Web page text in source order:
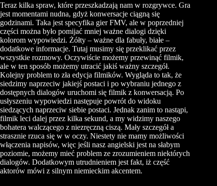
Teraz kilka spraw, które przeszkadzają nam w rozgrywce. Gra
jest momentami nudna, gdyż konwersacje ciągną się
godzinami. Taka jest specyfika gier FMV, ale w poprzedniej
części można było pomijać mniej ważne dialogi dzięki
kolorom wypowiedzi. Żółty – ważne dla fabuły, białe –
dodatkowe informacje. Tutaj musimy się przeklikać przez
wszystkie rozmowy. Oczywiście możemy przewinąć filmik,
ale w ten sposób możemy utracić jakiś ważny szczegół.
Kolejny problem to zła edycja filmików. Wygląda to tak, że
siedzimy naprzeciw jakiejś postaci i po wybraniu jednego z
dostępnych dialogów uruchomi się filmik z konwersacją. Po
usłyszeniu wypowiedzi następuje powrót do widoku
siedzących naprzeciw siebie postaci. Jednak zanim to nastąpi,
filmik leci dalej przez kilka sekund, a my widzimy naszego
bohatera walczącego z niezręczną ciszą. Mały szczegół a
strasznie rzuca się w w oczy. Niestety nie mamy możliwości
włączenia napisów, więc jeśli nasz angielski jest na słabym
poziomie, możemy mieć problem ze zrozumieniem niektórych
dialogów. Dodatkowym utrudnieniem jest fakt, iż część
aktorów mówi z silnym niemieckim akcentem.